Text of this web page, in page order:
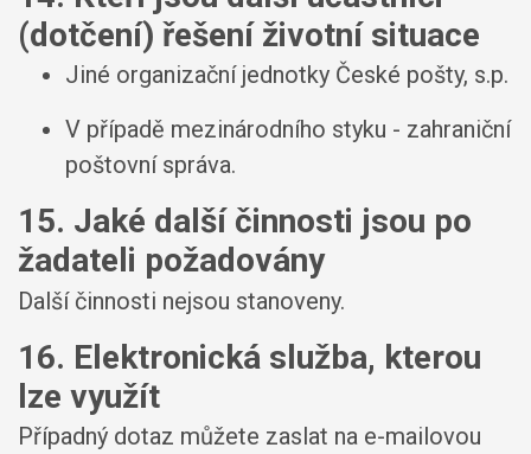
(dotčení) řešení životní situace
Jiné organizační jednotky České pošty, s.p.
V případě mezinárodního styku - zahraniční
poštovní správa.
15. Jaké další činnosti jsou po
žadateli požadovány
Další činnosti nejsou stanoveny.
16. Elektronická služba, kterou
lze využít
Případný dotaz můžete zaslat na e-mailovou